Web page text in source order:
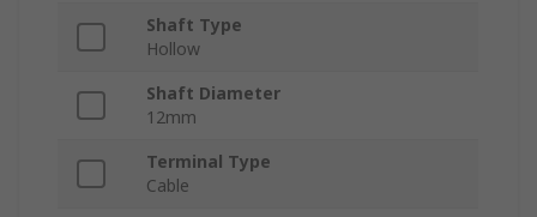
Shaft Type
Hollow
Shaft Diameter
12mm
Terminal Type
Cable